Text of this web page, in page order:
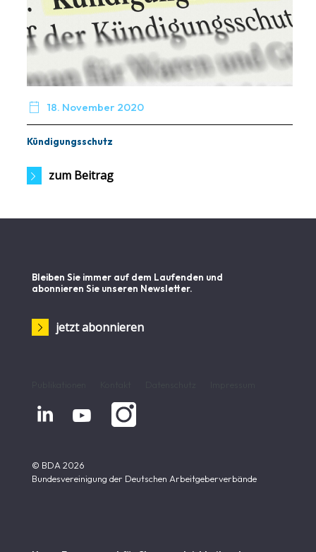
 18. November 2020
Kündigungsschutz
zum Beitrag
Bleiben Sie immer auf dem Laufenden und
abonnieren Sie unseren Newsletter.
jetzt abonnieren
 
© BDA 2026
Bundesvereinigung der Deutschen Arbeitgeberverbände